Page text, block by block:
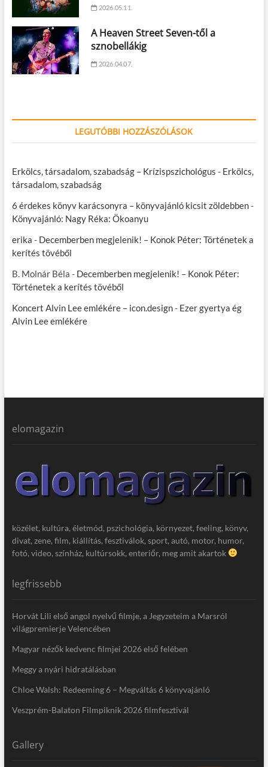
2026.05.11.
A Heaven Street Seven-től a
sznobellákig
2026.04.07.
LEGUTÓBBI HOZZÁSZÓLÁSOK
Erkölcs, társadalom, szabadság – Krízispszichológus - Erkölcs,
társadalom, szabadság
6 érdekes könyv karácsonyra – könyvajánló kicsit zöldebben-
Könyvajánló: Nagy Réka: Ökoanyu
erika - Decemberben megjelenik! – Konok Péter: Történetek a
kerítés tövéből
B. Molnár Béla - Decemberben megjelenik! – Konok Péter:
Történetek a kerítés tövéből
Koncert Alvin Lee emlékére – icon.design- Ezer gyertya ég
Alvin Lee emlékére
elomagazin
közélet, kultúra, életmód, pszichológia, környezet, feeling, könyv,
divat, zene, film, kiállítás, fesztiválok, sport, autó, motor, humor,
fotó, video, színház, kultúrsokk, enteriőr, meg amit akartok
legfrissebb
Horvát Lili első angol nyelvű filmje, a Jegyzeteim a Marsról
világpremierje Velencében
Magyar nézők kedvenc filmjei 2026 első felében
Meggy a nyári hidratálásban
Chloe Walsh: Redeeming 6 – Megváltás 6 könyvajánló
Veszprém-Balaton Filmpiknik 2026 filmfesztivál
Gallery